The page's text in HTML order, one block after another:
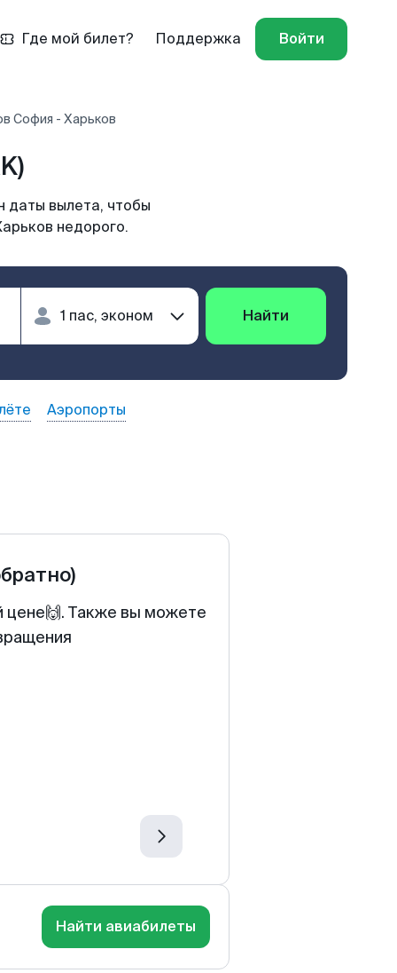
Где мой билет? Поддержка Войти
София - Харьков
даты вылета, чтобы
недорого.
Найти
Аэропорты
цене🙌. Также вы можете
Найти авиабилеты